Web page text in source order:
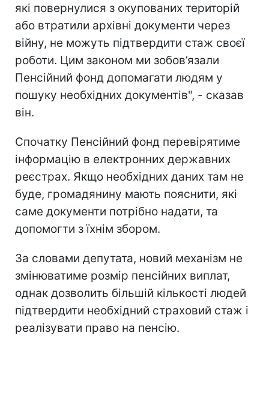
які повернулися з окупованих територій
або втратили архівні документи через
війну, не можуть підтвердити стаж своєї
роботи. Цим законом ми зобов’язали
Пенсійний фонд допомагати людям у
пошуку необхідних документів", - сказав
він.
Спочатку Пенсійний фонд перевірятиме
інформацію в електронних державних
реєстрах. Якщо необхідних даних там не
буде, громадянину мають пояснити, які
саме документи потрібно надати, та
допомогти з їхнім збором.
За словами депутата, новий механізм не
змінюватиме розмір пенсійних виплат,
однак дозволить більшій кількості людей
підтвердити необхідний страховий стаж і
реалізувати право на пенсію.